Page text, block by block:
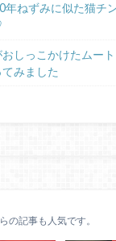
年ねずみに似た猫チ
しっこかけたムー
みました
の記事も人気です。